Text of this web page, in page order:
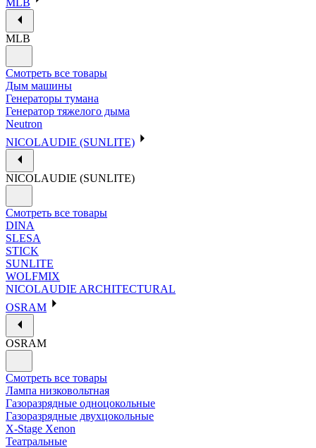
MLB
MLB
Смотреть все товары
Дым машины
Генераторы тумана
Генератор тяжелого дыма
Neutron
NICOLAUDIE (SUNLITE)
NICOLAUDIE (SUNLITE)
Смотреть все товары
DINA
SLESA
STICK
SUNLITE
WOLFMIX
NICOLAUDIE ARCHITECTURAL
OSRAM
OSRAM
Смотреть все товары
Лампа низковольтная
Газоразрядные одноцокольные
Газоразрядные двухцокольные
X-Stage Xenon
Театральные